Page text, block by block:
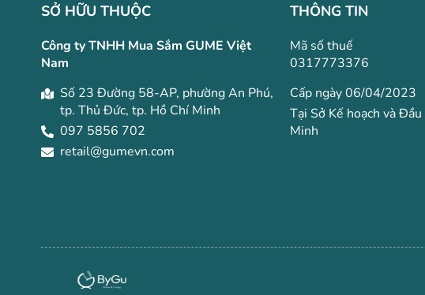
SỞ HỮU THUỘC
Công ty TNHH Mua Sắm GUME Việt
Nam
Số 23 Đường 58-AP, phường An Phú,
tp. Thủ Đức, tp. Hồ Chí Minh
097 5856 702
retail@gumevn.com
THÔNG TIN
Mã số thuế
0317773376
Cấp ngày 06/04/2023
Tại Sở Kế hoạch và
Minh